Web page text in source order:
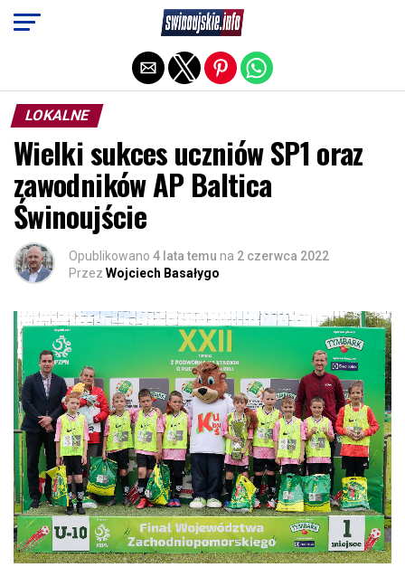
LOKALNE
Wielki sukces uczniów SP1 oraz
zawodników AP Baltica
Świnoujście
Opublikowano 4 lata temu na 2 czerwca 2022
Przez Wojciech Basałygo
Exit mobile version